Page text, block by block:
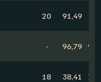
20 91,49
- 96,79
18 38,41